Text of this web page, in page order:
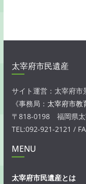
太宰府市民遺産
サイト運営：太宰府市
《事務局： 太宰府市教
〒818-0198 福岡県太
TEL:092-921-2121 /
MENU
太宰府市民遺産とは